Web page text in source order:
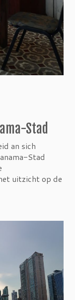
Stad
an sich
Stad
uitzicht op de